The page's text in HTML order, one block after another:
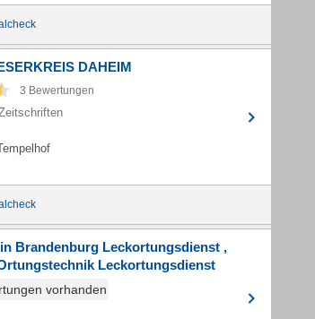
DAHEIM
3 Bewertungen
Brandenburg Leckortungsdienst ,
Leckortungsdienst
vorhanden